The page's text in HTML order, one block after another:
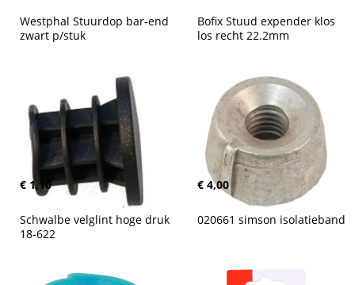
Westphal Stuurdop bar-end
zwart p/stuk
€ 1,10
Bofix Stuud expender klos
los recht 22.2mm
€ 4,00
Schwalbe velglint hoge druk
18-622
020661 simson isolatieband